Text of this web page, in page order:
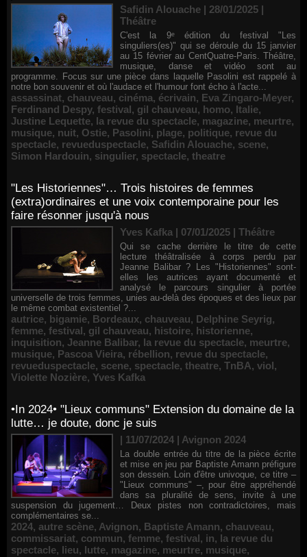
Safidin Alouache | 28/01/2025 |
Théâtre
C'est la 9ᵉ édition du festival "Les
singuliers(es)" qui se déroule du 15 janvier
au 15 février au CentQuatre-Paris. Théâtre,
musique, danse et vidéo sont au
programme. Focus sur une pièce dans laquelle Pasolini est rappelé à
notre bon souvenir et où l'audace et l'humour font écho à l'acte...
assassinat, chauveau, cinéma, écrivain, Eva Zingaro-Meyer,
Ferdinand Despy, festival, gil chauveau, homo, Italie,
Justine Lequette, la revue du spectacle, magazine, meurtre,
musique, nuit, Ostie, Pasolini, plage, politique, revue du
spectacle, revueduspectacle, Safidin Alouache, scene,
Simon Hardouin, singulier, spectacle, theatre
"Les Historiennes"… Trois histoires de femmes
(extra)ordinaires et une voix contemporaine pour les
faire résonner jusqu'à nous
Yves Kafka | 07/01/2025 | Théâtre
Qui se cache derrière le titre de cette
lecture théâtralisée à corps perdu par
Jeanne Balibar ? Les "Historiennes" sont-
elles les autrices ayant documenté et
analysé le parcours singulier à portée
universelle de trois femmes, unies au-delà des époques et des lieux par
le même combat existentiel ?...
autrice, bigamie, Bordeaux, chauveau, Delphine Seyrig,
femme, festival, gil chauveau, histoire, historienne,
inquisition, Jeanne Balibar, la revue du spectacle, meurtre,
musique, Pascoa Vieira, rébellion, revue du spectacle,
revueduspectacle, scene, spectacle, theatre, TnBA, viol,
Violette Nozière, Yves Kafka
•In 2024• "Lieux communs" Extension du domaine de la
lutte… je doute, donc je suis
| 11/07/2024 | Avignon 2024
La double entrée du titre de la pièce écrite
et mise en jeu par Baptiste Amann préfigure
son dessein. Loin d'être univoque, ce titre –
"Lieux communs" –, pour être appréhendé
dans sa pluralité de sens, invite à une
suspension du jugement… Deux pistes non contradictoires, mais
complémentaires se...
2024, autre scène, Avignon, Baptiste Amann, chauveau,
commissariat, commun, femme, festival, in, la revue du
spectacle, lieu, lutte, magazine, meurtre, musique,